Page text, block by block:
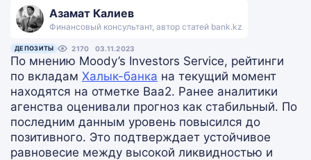
Азамат Калиев
Финансовый консультант, автор статей bank.kz
ДЕПОЗИТЫ 2170 03.11.2023
По мнению Moody’s Investors Service, рейтинги
по вкладам Халык-банка на текущий момент
находятся на отметке Baa2. Ранее аналитики
агенства оценивали прогноз как стабильный. По
последним данным уровень повысился до
позитивного. Это подтверждает устойчивое
равновесие между высокой ликвидностью и